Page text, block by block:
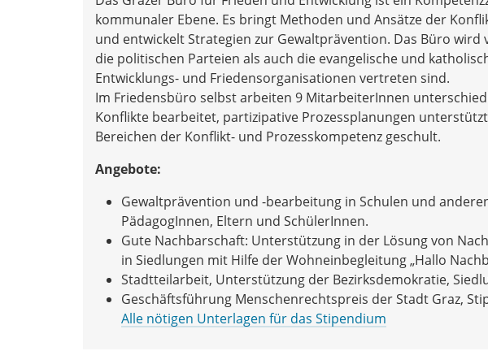
kommunaler Ebene. Es bringt Methoden und Ansätze der
und entwickelt Strategien zur Gewaltprävention. Das Büro
die politischen Parteien als auch die evangelische und
Entwicklungs- und Friedensorganisationen vertreten sind.
Im Friedensbüro selbst arbeiten 9 MitarbeiterInnen
Konflikte bearbeitet, partizipative Prozessplanungen
Bereichen der Konflikt- und Prozesskompetenz geschult.
Angebote:
Gewaltprävention und -bearbeitung in Schulen und
PädagogInnen, Eltern und SchülerInnen.
Gute Nachbarschaft: Unterstützung in der Lösung von
in Siedlungen mit Hilfe der Wohneinbegleitung „Hallo
Stadtteilarbeit, Unterstützung der Bezirksdemokratie,
Geschäftsführung Menschenrechtspreis der Stadt Graz,
Alle nötigen Unterlagen für das Stipendium